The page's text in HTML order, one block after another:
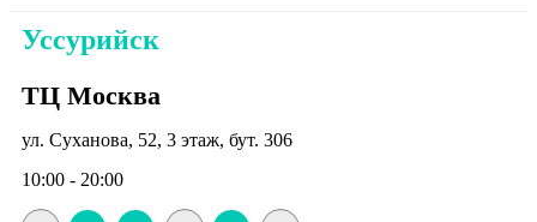
Уссурийск
ТЦ Москва
ул. Суханова, 52, 3 этаж, бут. 306
10:00 - 20:00